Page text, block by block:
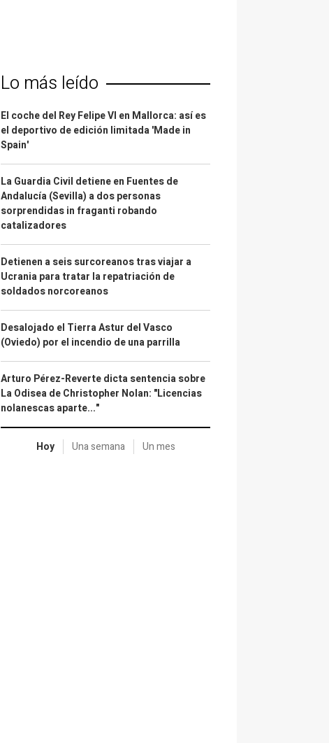
Lo más leído
El coche del Rey Felipe VI en Mallorca: así es
el deportivo de edición limitada 'Made in
Spain'
La Guardia Civil detiene en Fuentes de
Andalucía (Sevilla) a dos personas
sorprendidas in fraganti robando
catalizadores
Detienen a seis surcoreanos tras viajar a
Ucrania para tratar la repatriación de
soldados norcoreanos
Desalojado el Tierra Astur del Vasco
(Oviedo) por el incendio de una parrilla
Arturo Pérez-Reverte dicta sentencia sobre
La Odisea de Christopher Nolan: "Licencias
nolanescas aparte..."
Hoy Una semana Un mes